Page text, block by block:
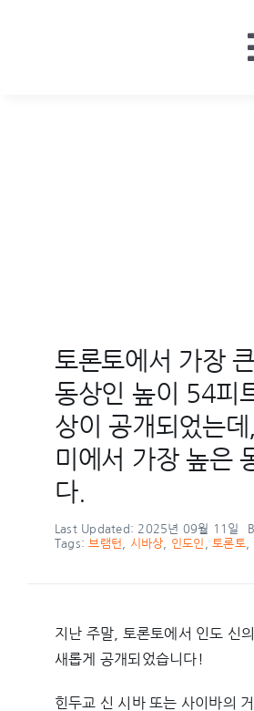
토론토에서 가장
동상인 높이 54피
상이 공개되었는
미에서 가장 높은
다.
Last Updated: 2025년 09월 11일
Tags:브램턴 시바상 인도인 ,토론토,
지난 주말, 토론토에서 인도 신
새롭게 공개되었습니다!
힌두교 신 시바 또는 사이바의